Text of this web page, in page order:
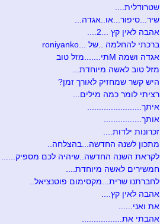
שטרודלית....
שיר...סיפור...או..אגדה...
אהבה לאין קץ ...2....
ברכתי להחלמה ..של ...roniyanko
אגדה ושמה Mתי.......מזל טוב
מזל טוב לאשה מיוחדת...
היש קשר שמחזיק לאורך זמן?
רציתי לומר כמה מילים...
איתך.......................
אותך................
זכרונות ילדות....
מתכון לשנה החדשה...בהצלחה..
לקראת השנה החדשה..שיהיה לכם מספיק......
חמשירים לאשה מיוחדת....
לחברתנו שרית...מקסימום פוטנציאל..
אהבה לאין קץ....
את ואני......
אהבתי את.................